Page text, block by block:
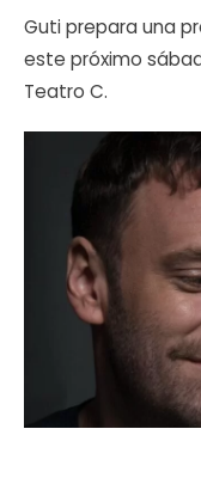
Guti prepara una
este próximo
Teatro C.